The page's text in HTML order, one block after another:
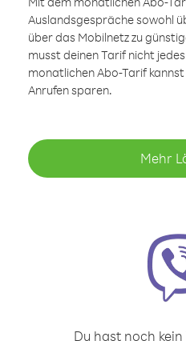
Auslandsgespräche sowohl
über das Mobilnetz zu
musst deinen Tarif nicht
monatlichen Abo-Tarif
Anrufen sparen.
Mehr
Du hast noch